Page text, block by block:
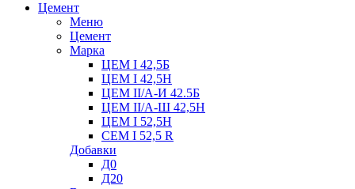
Цемент
Меню
Цемент
Марка
ЦЕМ I 42,5Б
ЦЕМ I 42,5Н
ЦЕМ II/А-И 42.5Б
ЦЕМ II/А-Ш 42,5Н
ЦЕМ I 52,5Н
CEM I 52,5 R
Добавки
Д0
Д20